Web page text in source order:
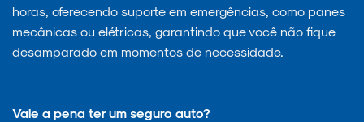
horas, oferecendo suporte em emergências, como panes
mecânicas ou elétricas, garantindo que você não fique
desamparado em momentos de necessidade.
Vale a pena ter um seguro auto?